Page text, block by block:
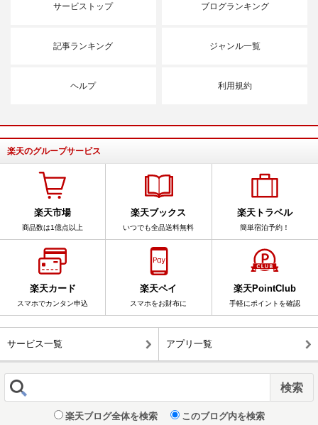
サービストップ ブログランキング
記事ランキング ジャンル一覧
ヘルプ 利用規約
楽天のグループサービス
楽天市場
商品数は1億点以上
楽天ブックス
いつでも全品送料無料
楽天トラベル
簡単宿泊予約！
楽天カード
スマホでカンタン申込
楽天ペイ
スマホをお財布に
楽天PointClub
手軽にポイントを確認
サービス一覧 アプリ一覧
楽天ブログ全体を検索 このブログ内を検索